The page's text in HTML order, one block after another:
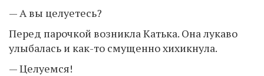
— А вы целуетесь?
Перед парочкой возникла Катька. Она лукаво
улыбалась и как-то смущенно хихикнула.
— Целуемся!